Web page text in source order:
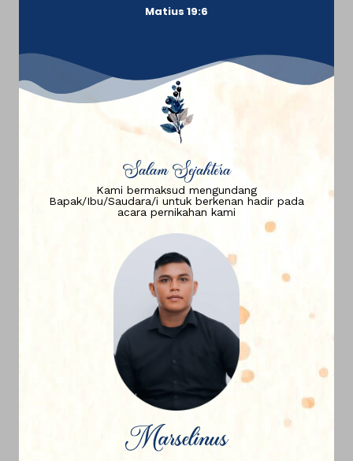
Matius 19:6
Salam Sejahtera
Kami bermaksud mengundang
Bapak/Ibu/Saudara/i untuk berkenan hadir pada
acara pernikahan kami
Marselinus